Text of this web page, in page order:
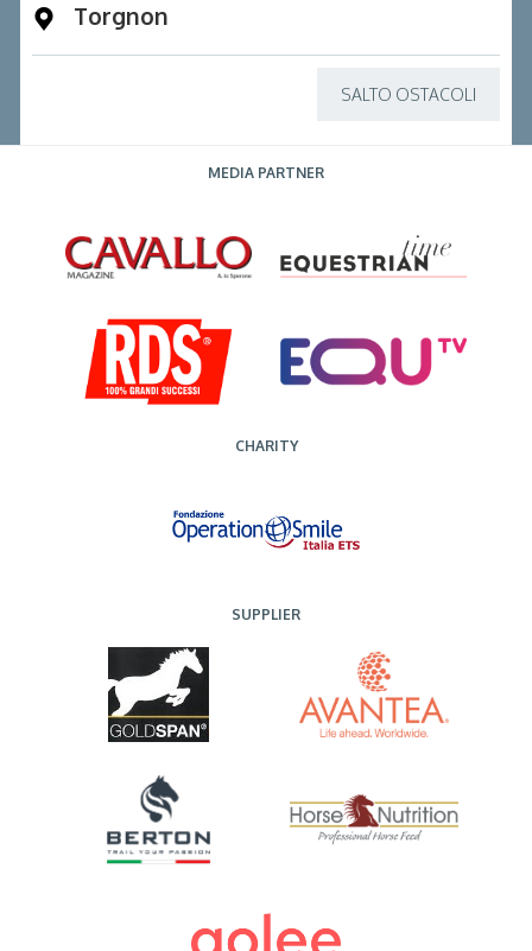
Torgnon
SALTO OSTACOLI
MEDIA PARTNER
CHARITY
SUPPLIER